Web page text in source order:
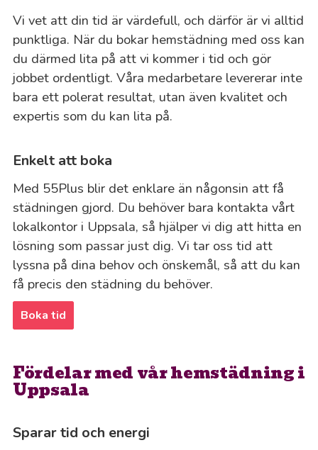
Vi vet att din tid är värdefull, och därför är vi alltid
punktliga. När du bokar hemstädning med oss kan
du därmed lita på att vi kommer i tid och gör
jobbet ordentligt. Våra medarbetare levererar inte
bara ett polerat resultat, utan även kvalitet och
expertis som du kan lita på.
Enkelt att boka
Med 55Plus blir det enklare än någonsin att få
städningen gjord. Du behöver bara kontakta vårt
lokalkontor i Uppsala, så hjälper vi dig att hitta en
lösning som passar just dig. Vi tar oss tid att
lyssna på dina behov och önskemål, så att du kan
få precis den städning du behöver.
Boka tid
Fördelar med vår hemstädning i
Uppsala
Sparar tid och energi